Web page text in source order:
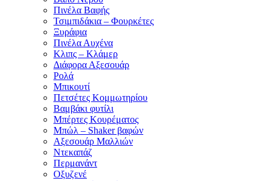
Πινέλα Βαφής
Τσιμπιδάκια – Φουρκέτες
Ξυράφια
Πινέλα Αυχένα
Κλιπς – Κλάμερ
Διάφορα Αξεσουάρ
Ρολά
Μπικουτί
Πετσέτες Κομμωτηρίου
Βαμβάκι φυτίλι
Μπέρτες Κουρέματος
Μπώλ – Shaker βαφών
Αξεσουάρ Μαλλιών
Ντεκαπάζ
Περμανάντ
Οξυζενέ